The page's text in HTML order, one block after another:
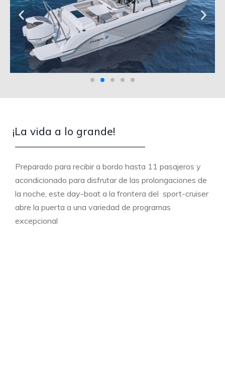
¡La vida a lo grande!
Preparado para recibir a bordo hasta 11 pasajeros y
acondicionado para disfrutar de las prolongaciones de
la noche, este day-boat a la frontera del sport-cruiser
abre la puerta a una variedad de programas
excepcional
Totalmente flush, el plano de cubierta permite
circular sin obstáculos desde las plataformas de
baño de popa hasta la proa del barco. Un atributo
indiscutible para la práctica de la pesca deportiva.